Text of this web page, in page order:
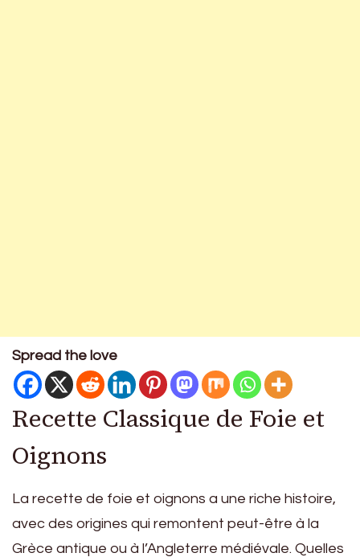
Spread the love
Recette Classique de Foie et
Oignons
La recette de foie et oignons a une riche histoire,
avec des origines qui remontent peut-être à la
Grèce antique ou à l’Angleterre médiévale. Quelles